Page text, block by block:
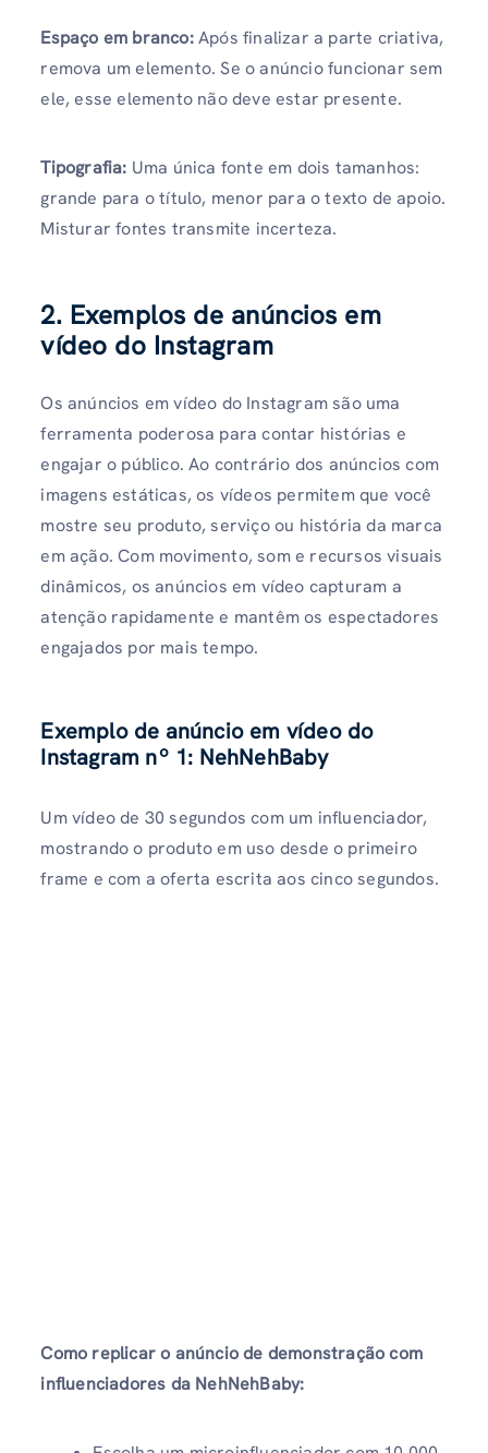
Espaço em branco:Após finalizar a parte criativa,
remova um elemento. Se o anúncio funcionar sem
ele, esse elemento não deve estar presente.
Tipografia: Uma única fonte em dois tamanhos:
grande para o título, menor para o texto de apoio.
Misturar fontes transmite incerteza.
2. Exemplos de anúncios em
vídeo do Instagram
Os anúncios em vídeo do Instagram são uma
ferramenta poderosa para contar histórias e
engajar o público. Ao contrário dos anúncios com
imagens estáticas, os vídeos permitem que você
mostre seu produto, serviço ou história da marca
em ação. Com movimento, som e recursos visuais
dinâmicos, os anúncios em vídeo capturam a
atenção rapidamente e mantêm os espectadores
engajados por mais tempo.
Exemplo de anúncio em vídeo do
Instagram nº 1: NehNehBaby
Um vídeo de 30 segundos com um influenciador,
mostrando o produto em uso desde o primeiro
frame e com a oferta escrita aos cinco segundos.
Como replicar o anúncio de demonstração com
influenciadores da NehNehBaby: